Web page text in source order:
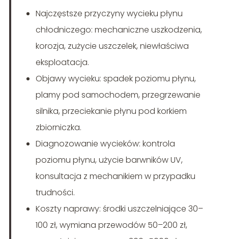
Najczęstsze przyczyny wycieku płynu
chłodniczego: mechaniczne uszkodzenia,
korozja, zużycie uszczelek, niewłaściwa
eksploatacja.
Objawy wycieku: spadek poziomu płynu,
plamy pod samochodem, przegrzewanie
silnika, przeciekanie płynu pod korkiem
zbiorniczka.
Diagnozowanie wycieków: kontrola
poziomu płynu, użycie barwników UV,
konsultacja z mechanikiem w przypadku
trudności.
Koszty naprawy: środki uszczelniające 30–
100 zł, wymiana przewodów 50–200 zł,